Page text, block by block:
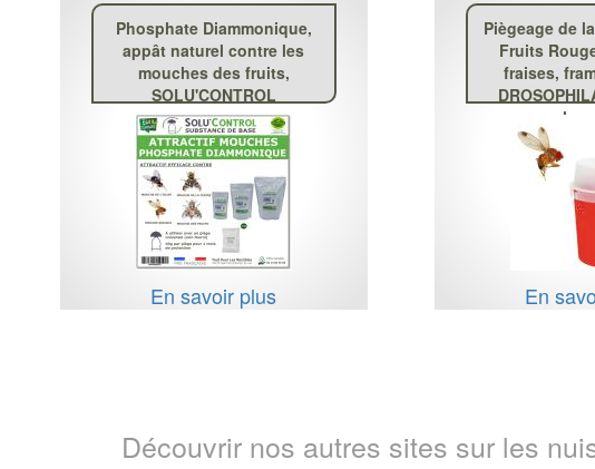
Phosphate Diammonique,
appât naturel contre les
mouches des fruits,
SOLU'CONTROL
En savoir plus
Piègeage de
Fruits
fraises,
mouche
En
Découvrir nos autres sites sur les